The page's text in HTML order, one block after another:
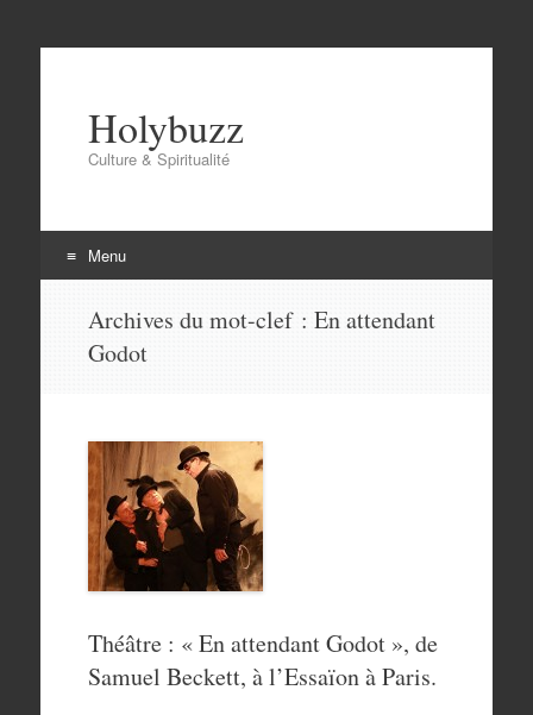
Holybuzz
Culture & Spiritualité
Menu
contenu
Archives du mot-clef : En attendant
Godot
Théâtre : « En attendant Godot », de
Samuel Beckett, à l’Essaïon à Paris.